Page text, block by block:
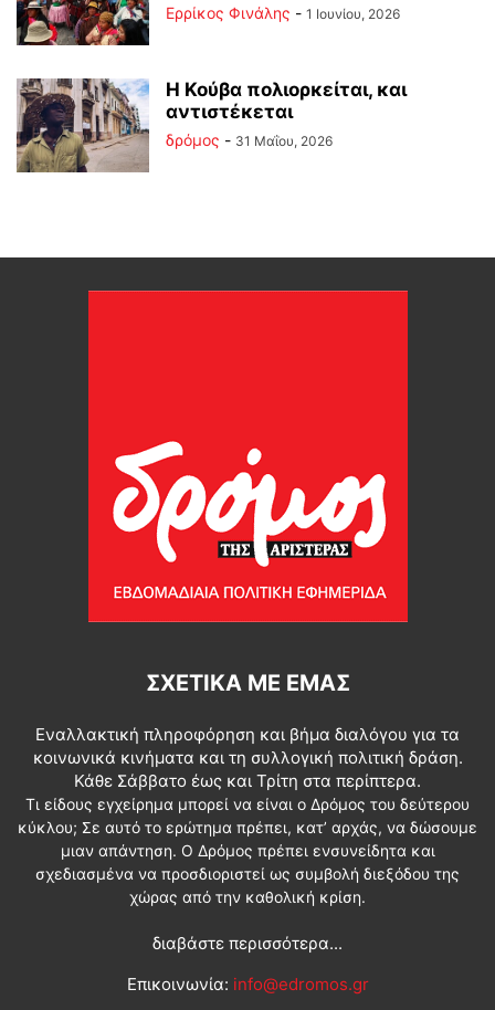
Ερρίκος Φινάλης - 1 Ιουνίου, 2026
Η Κούβα πολιορκείται, και
αντιστέκεται
δρόμος - 31 Μαΐου, 2026
ΣΧΕΤΙΚΆ ΜΕ ΕΜΆΣ
Εναλλακτική πληροφόρηση και βήμα διαλόγου για τα
κοινωνικά κινήματα και τη συλλογική πολιτική δράση.
Κάθε Σάββατο έως και Τρίτη στα περίπτερα.
Τι είδους εγχείρημα μπορεί να είναι ο Δρόμος του δεύτερου
κύκλου; Σε αυτό το ερώτημα πρέπει, κατ’ αρχάς, να δώσουμε
μιαν απάντηση. Ο Δρόμος πρέπει ενσυνείδητα και
σχεδιασμένα να προσδιοριστεί ως συμβολή διεξόδου της
χώρας από την καθολική κρίση.
διαβάστε περισσότερα...
Επικοινωνία: info@edromos.gr